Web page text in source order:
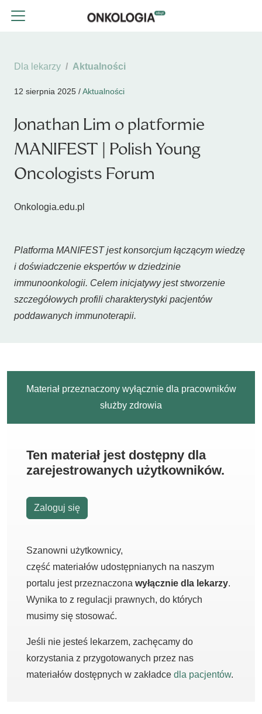
Dla lekarzy Aktualności
12 sierpnia 2025 /Aktualności
Jonathan Lim o platformie
MANIFEST | Polish Young
Oncologists Forum
Onkologia.edu.pl
Platforma MANIFEST jest konsorcjum łączącym wiedzę
i doświadczenie ekspertów w dziedzinie
immunoonkologii. Celem inicjatywy jest stworzenie
szczegółowych profili charakterystyki pacjentów
poddawanych immunoterapii.
Materiał przeznaczony wyłącznie dla pracowników
służby zdrowia
Ten materiał jest dostępny dla
zarejestrowanych użytkowników.
Zaloguj się
Szanowni użytkownicy,
część materiałów udostępnianych na naszym
portalu jest przeznaczona wyłącznie dla lekarzy.
Wynika to z regulacji prawnych, do których
musimy się stosować.
Jeśli nie jesteś lekarzem, zachęcamy do
korzystania z przygotowanych przez nas
materiałów dostępnych w zakładce dla pacjentów.